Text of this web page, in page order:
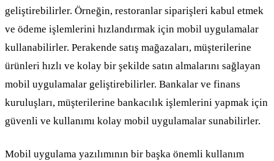
geliştirebilirler. Örneğin, restoranlar siparişleri kabul etmek
ve ödeme işlemlerini hızlandırmak için mobil uygulamalar
kullanabilirler. Perakende satış mağazaları, müşterilerine
ürünleri hızlı ve kolay bir şekilde satın almalarını sağlayan
mobil uygulamalar geliştirebilirler. Bankalar ve finans
kuruluşları, müşterilerine bankacılık işlemlerini yapmak için
güvenli ve kullanımı kolay mobil uygulamalar sunabilirler.
Mobil uygulama yazılımının bir başka önemli kullanım